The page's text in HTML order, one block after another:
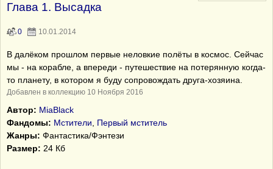
Глава 1. Высадка
0 10.01.2014
В далёком прошлом первые неловкие полёты в космос. Сейчас
мы - на корабле, а впереди - путешествие на потерянную когда-
то планету, в котором я буду сопровождать друга-хозяина.
Добавлен в коллекцию 10 Ноября 2016
Автор: MiaBlack
Фандомы: Мстители
Первый мститель
Жанры: Фантастика/Фэнтези
Размер: 24 Кб